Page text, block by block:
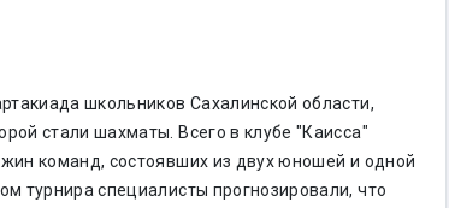
школьников Сахалинской области,
стали шахматы. Всего в клубе "Каисса"
команд, состоявших из двух юношей и одной
турнира специалисты прогнозировали, что